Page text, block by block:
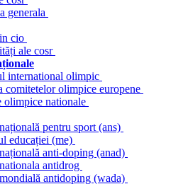
generala
cio
ale cosr
international olimpic
comitetelor olimpice europene
olimpice nationale
pentru sport (ans)
educației (me)
anti-doping (anad)
antidrog
antidoping (wada)